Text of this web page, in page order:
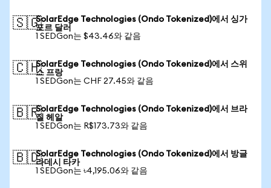
🇸🇬SolarEdge Technologies (Ondo Tokenized)에서 싱가
포르 달러
1 SEDGon는 $43.46와 같음
🇨🇭SolarEdge Technologies (Ondo Tokenized)에서 스위
스 프랑
1 SEDGon는 CHF 27.45와 같음
🇧🇷SolarEdge Technologies (Ondo Tokenized)에서 브라
질 헤알
1 SEDGon는 R$173.73와 같음
🇧🇩SolarEdge Technologies (Ondo Tokenized)에서 방글
라데시 타카
1 SEDGon는 ৳4,195.06와 같음